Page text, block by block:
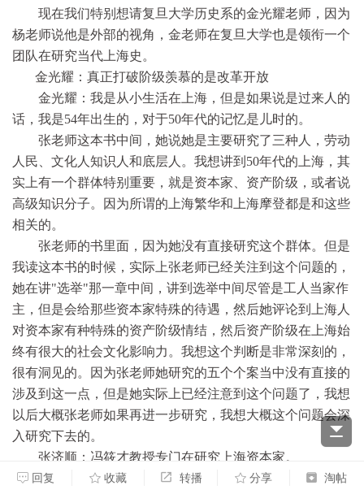
现在我们特别想请复旦大学历史系的金光耀老师，因为
杨老师说他是外部的视角，金老师在复旦大学也是领衔一个
团队在研究当代上海史。
金光耀：真正打破阶级羡慕的是改革开放
金光耀：我是从小生活在上海，但是如果说是过来人的
话，我是54年出生的，对于50年代的记忆是儿时的。
张老师这本书中间，她说她是主要研究了三种人，劳动
人民、文化人知识人和底层人。我想讲到50年代的上海，其
实上有一个群体特别重要，就是资本家、资产阶级，或者说
高级知识分子。因为所谓的上海繁华和上海摩登都是和这些
相关的。
张老师的书里面，因为她没有直接研究这个群体。但是
我读这本书的时候，实际上张老师已经关注到这个问题的，
她在讲"选举"那一章中间，讲到选举中间尽管是工人当家作
主，但是会给那些资本家特殊的待遇，然后她评论到上海人
对资本家有种特殊的资产阶级情结，然后资产阶级在上海始
终有很大的社会文化影响力。我想这个判断是非常深刻的，
很有洞见的。因为张老师她研究的五个个案当中没有直接的
涉及到这一点，但是她实际上已经注意到这个问题了，我想
以后大概张老师如果再进一步研究，我想大概这个问题会深
入研究下去的。
张济顺：冯筱才教授专门在研究上海资本家。
金光耀：我觉得可以顺着这个稍微展开讲一讲。因为实
回复 收藏 转播 分享 淘帖